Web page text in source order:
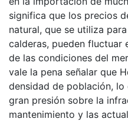
significa que los precios
natural, que se utiliza
calderas, pueden fluctuar
de las condiciones del
vale la pena señalar que
densidad de población,
gran presión sobre la
mantenimiento y las